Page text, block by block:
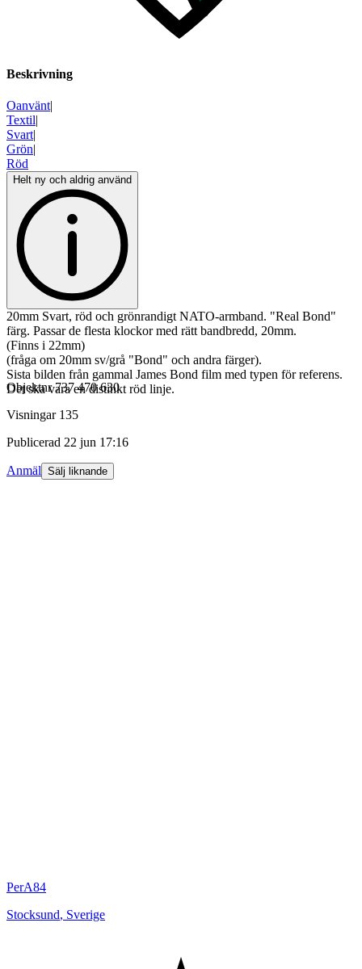
Beskrivning
Oanvänt|
Textil|
Svart|
Grön|
Röd
Helt ny och aldrig använd
20mm Svart, röd och grönrandigt NATO-armband. "Real Bond"
färg. Passar de flesta klockor med rätt bandbredd, 20mm.
(Finns i 22mm)
(fråga om 20mm sv/grå "Bond" och andra färger).
Sista bilden från gammal James Bond film med typen för referens.
Det ska vara en distinkt röd linje.
Objektnr 737 470 630
Visningar 135
Publicerad 22 jun 17:16
Anmäl Sälj liknande
PerA84
Stocksund, Sverige